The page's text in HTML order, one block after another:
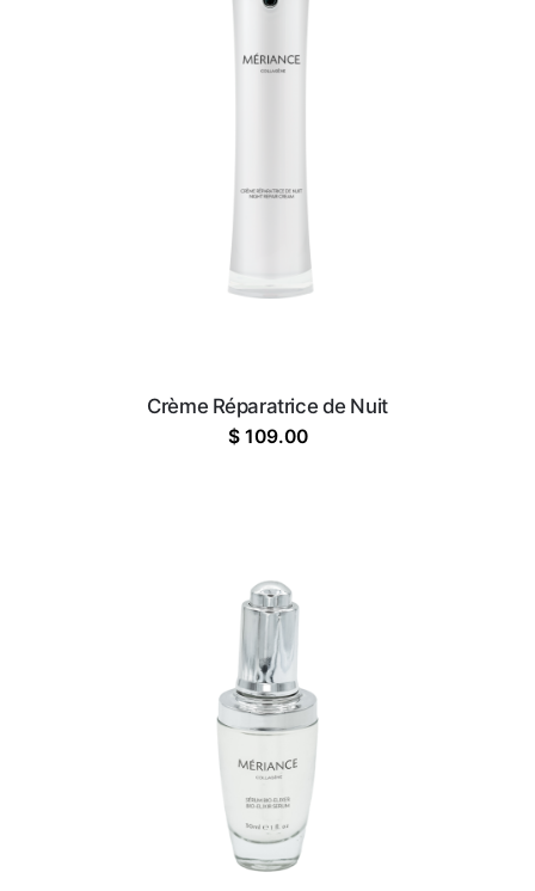
Crème Réparatrice de Nuit
$109.00